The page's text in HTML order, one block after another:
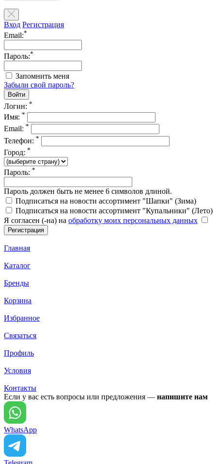
Вход Регистрация
Email:*
Пароль:*
Запомнить меня
Забыли свой пароль?
Логин: *
Имя: *
Email: *
Телефон: *
Город: *
Пароль: *
Пароль должен быть не менее 6 символов длиной.
Подписаться на новости ассортимент "Шапки" (Зима)
Подписаться на новости ассортимент "Купальники" (Лето)
Я согласен (-на) на обработку моих персональных данных
Главная
Каталог
Бренды
Корзина
Избранное
Связаться
Профиль
Условия
Контакты
Если у вас есть вопросы или предложения — напишите нам
WhatsApp